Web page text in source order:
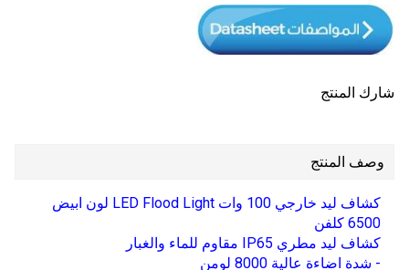
شارك المنتج
وصف المنتج
كشاف ليد خارجي 100 وات LED Flood Light لون ابيض
6500 كلفن
كشاف ليد مطري IP65 مقاوم للماء والغبار
- شدة اضاءة عالية 8000 لومن